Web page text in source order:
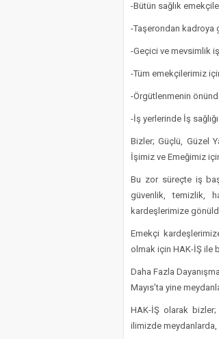
-Bütün sağlık
-Taşerondan kadroya
-Geçici ve mevsimlik
-Tüm emekçilerimiz
-Örgütlenmenin
-İş yerlerinde İş
Bizler; Güçlü, Güzel
İşimiz ve Emeğimiz
Bu zor süreçte iş
güvenlik, temizlik,
kardeşlerimize
Emekçi
olmak için HAK-İŞ ile
Daha Fazla
Mayıs’ta yine
HAK-İŞ olarak
ilimizde meydanlarda,